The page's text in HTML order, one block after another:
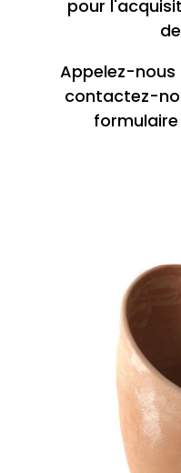
pour
Appelez-nous
contactez-